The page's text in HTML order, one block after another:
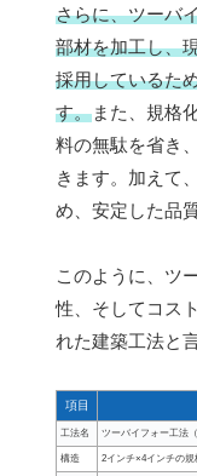
さらに、ツーバ
部材を加工し、
採用しているた
す。また、規格
料の無駄を省き
きます。加えて
め、安定した品
このように、ツ
性、そしてコス
れた建築工法と
項目
工法名 ツーバイフォー工法
構造 2インチ×4インチの